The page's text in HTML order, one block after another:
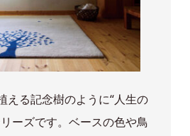
える記念樹のように“人生の
ーズです。ベースの色や鳥